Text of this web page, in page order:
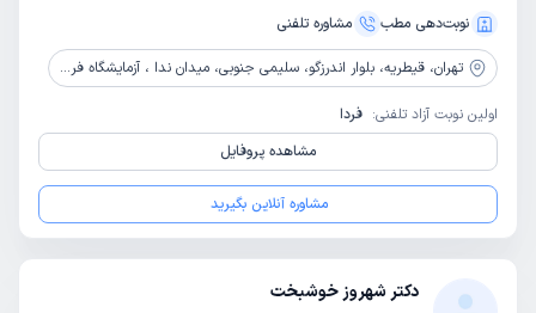
نوبت‌دهی مطب
مشاوره‌ تلفنی
تهران، قیطریه، بلوار اندرزگو، سلیمی جنوبی، میدان ندا ، آزمایشگاه فرین
اولین نوبت آزاد تلفنی: فردا
مشاهده پروفایل
مشاوره آنلاین بگیرید
دکتر شهروز خوشبخت